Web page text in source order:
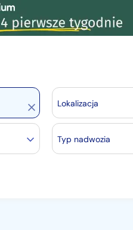
Lokalizacja
Typ nadwozia